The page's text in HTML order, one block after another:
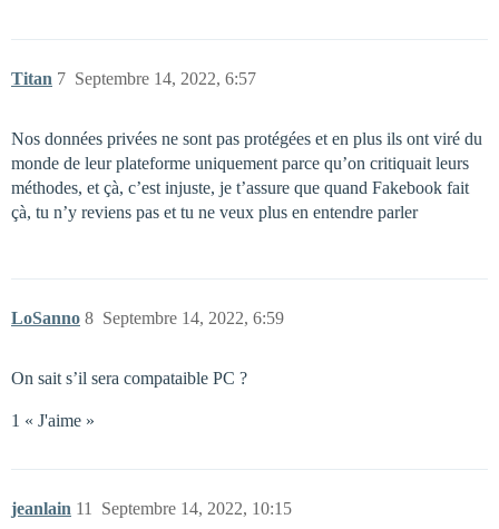
Titan Septembre 14, 2022, 6:57
7
Nos données privées ne sont pas protégées et en plus ils ont viré du
monde de leur plateforme uniquement parce qu’on critiquait leurs
méthodes, et çà, c’est injuste, je t’assure que quand Fakebook fait
çà, tu n’y reviens pas et tu ne veux plus en entendre parler
LoSanno Septembre 14, 2022, 6:59
8
On sait s’il sera compataible PC ?
1 « J'aime »
jeanlain Septembre 14, 2022, 10:15
11